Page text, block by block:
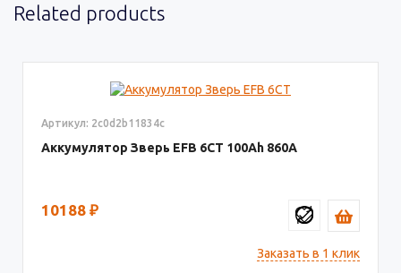
Related products
Артикул: 2c0d2b11834c
Аккумулятор Зверь EFB 6СТ 100 860
10188 ₽
Заказать в 1 клик